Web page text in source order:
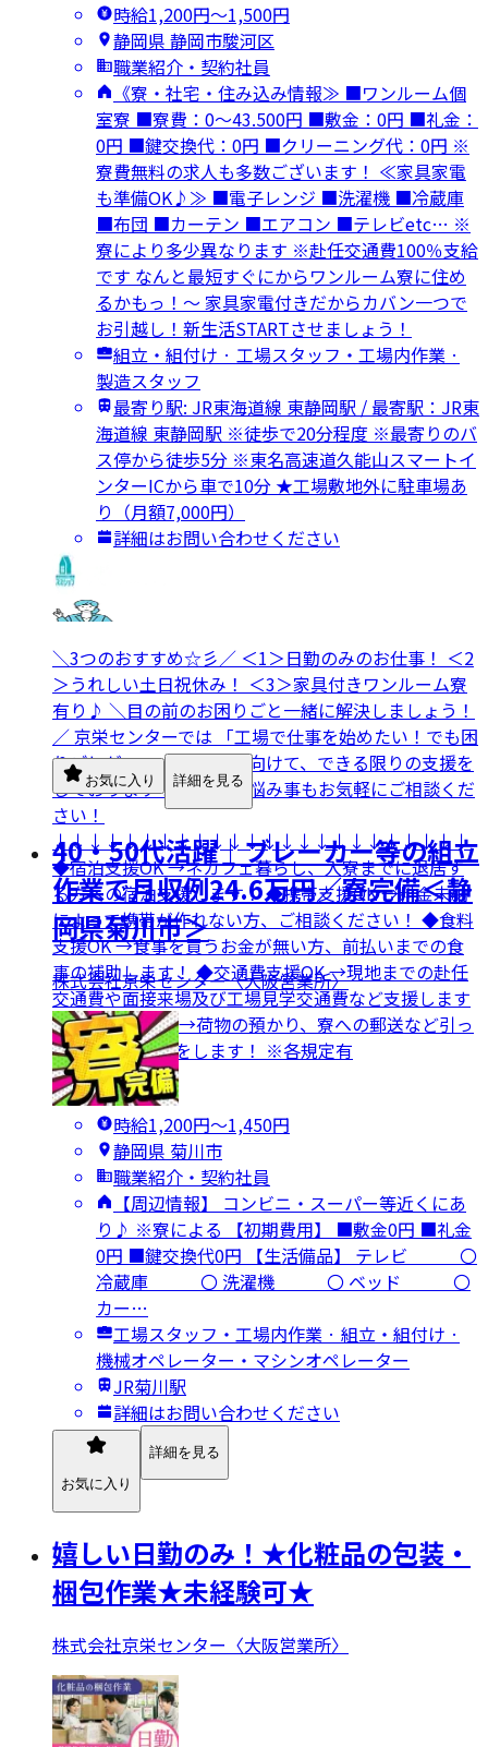
時給1,200円〜1,500円
静岡県 静岡市駿河区
職業紹介・契約社員
《寮・社宅・住み込み情報≫ ■ワンルーム個
室寮 ■寮費：0～43.500円 ■敷金：0円 ■礼金：
0円 ■鍵交換代：0円 ■クリーニング代：0円 ※
寮費無料の求人も多数ございます！ ≪家具家電
も準備OK♪≫ ■電子レンジ ■洗濯機 ■冷蔵庫
■布団 ■カーテン ■エアコン ■テレビetc… ※
寮により多少異なります ※赴任交通費100％支給
です なんと最短すぐにからワンルーム寮に住め
るかもっ！～ 家具家電付きだからカバン一つで
お引越し！新生活STARTさせましょう！
組立・組付け · 工場スタッフ・工場内作業 ·
製造スタッフ
最寄り駅: JR東海道線 東静岡駅 / 最寄駅：JR東
海道線 東静岡駅 ※徒歩で20分程度 ※最寄りのバ
ス停から徒歩5分 ※東名高速道久能山スマートイ
ンターICから車で10分 ★工場敷地外に駐車場あ
り（月額7,000円）
詳細はお問い合わせください
＼3つのおすすめ☆彡／ ＜1＞日勤のみのお仕事！ ＜2
＞うれしい土日祝休み！ ＜3＞家具付きワンルーム寮
有り♪ ＼目の前のお困りごと一緒に解決しましょう！
／ 京栄センターでは 「工場で仕事を始めたい！でも困
りごとが…」 そんな方に向けて、できる限りの支援を
しております！ どんなお悩み事もお気軽にご相談くだ
さい！
↓↓↓↓↓↓↓↓↓↓↓↓↓↓↓↓↓↓↓↓↓↓↓↓
◆宿泊支援OK →ネカフェ暮らし、入寮までに退居す
る方への宿泊支援します！ ◆携帯支援OK →料金未納
によって携帯が作れない方、ご相談ください！ ◆食料
支援OK →食事を買うお金が無い方、前払いまでの食
事の補助します！ ◆交通費支援OK →現地までの赴任
交通費や面接来場及び工場見学交通費など支援します
◆引っ越し支援 →荷物の預かり、寮への郵送など引っ
越しのお手伝いをします！ ※各規定有
お気に入り 詳細を見る
40・50代活躍｜ブレーカー等の組立
作業で月収例24.6万円／寮完備＜静
岡県菊川市＞
株式会社京栄センター〈大阪営業所〉
時給1,200円〜1,450円
静岡県 菊川市
職業紹介・契約社員
【周辺情報】 コンビニ・スーパー等近くにあ
り♪ ※寮による 【初期費用】 ■敷金0円 ■礼金
0円 ■鍵交換代0円 【生活備品】 テレビ 〇
冷蔵庫 〇 洗濯機 〇 ベッド 〇
カー…
工場スタッフ・工場内作業 · 組立・組付け ·
機械オペレーター・マシンオペレーター
JR菊川駅
詳細はお問い合わせください
お気に入り
詳細を見る
嬉しい日勤のみ！★化粧品の包装・
梱包作業★未経験可★
株式会社京栄センター〈大阪営業所〉